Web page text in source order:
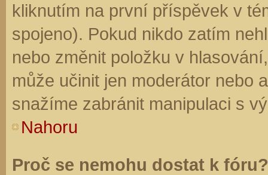
kliknutím na první příspěvek v
spojeno). Pokud nikdo zatím
nebo změnit položku v
může učinit jen moderátor nebo
snažíme zabránit manipulaci s
Nahoru
Proč se nemohu dostat k fóru?